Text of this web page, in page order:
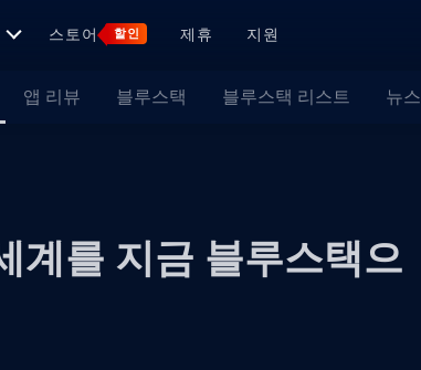
스토어 할인 제휴 지원
앱 리뷰 블루스택 블루스택 리스트 뉴스
계를 지금 블루스택으